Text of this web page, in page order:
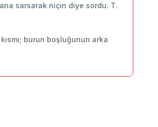
sarsarak niçin diye sordu. T.
burun boşluğunun arka